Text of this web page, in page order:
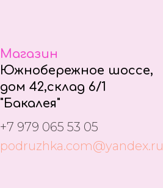
Магазин
Южнобережное шоссе,
дом 42,склад 6/1
"Бакалея"
+7 979 065 53 05
podruzhka.com@yandex.ru